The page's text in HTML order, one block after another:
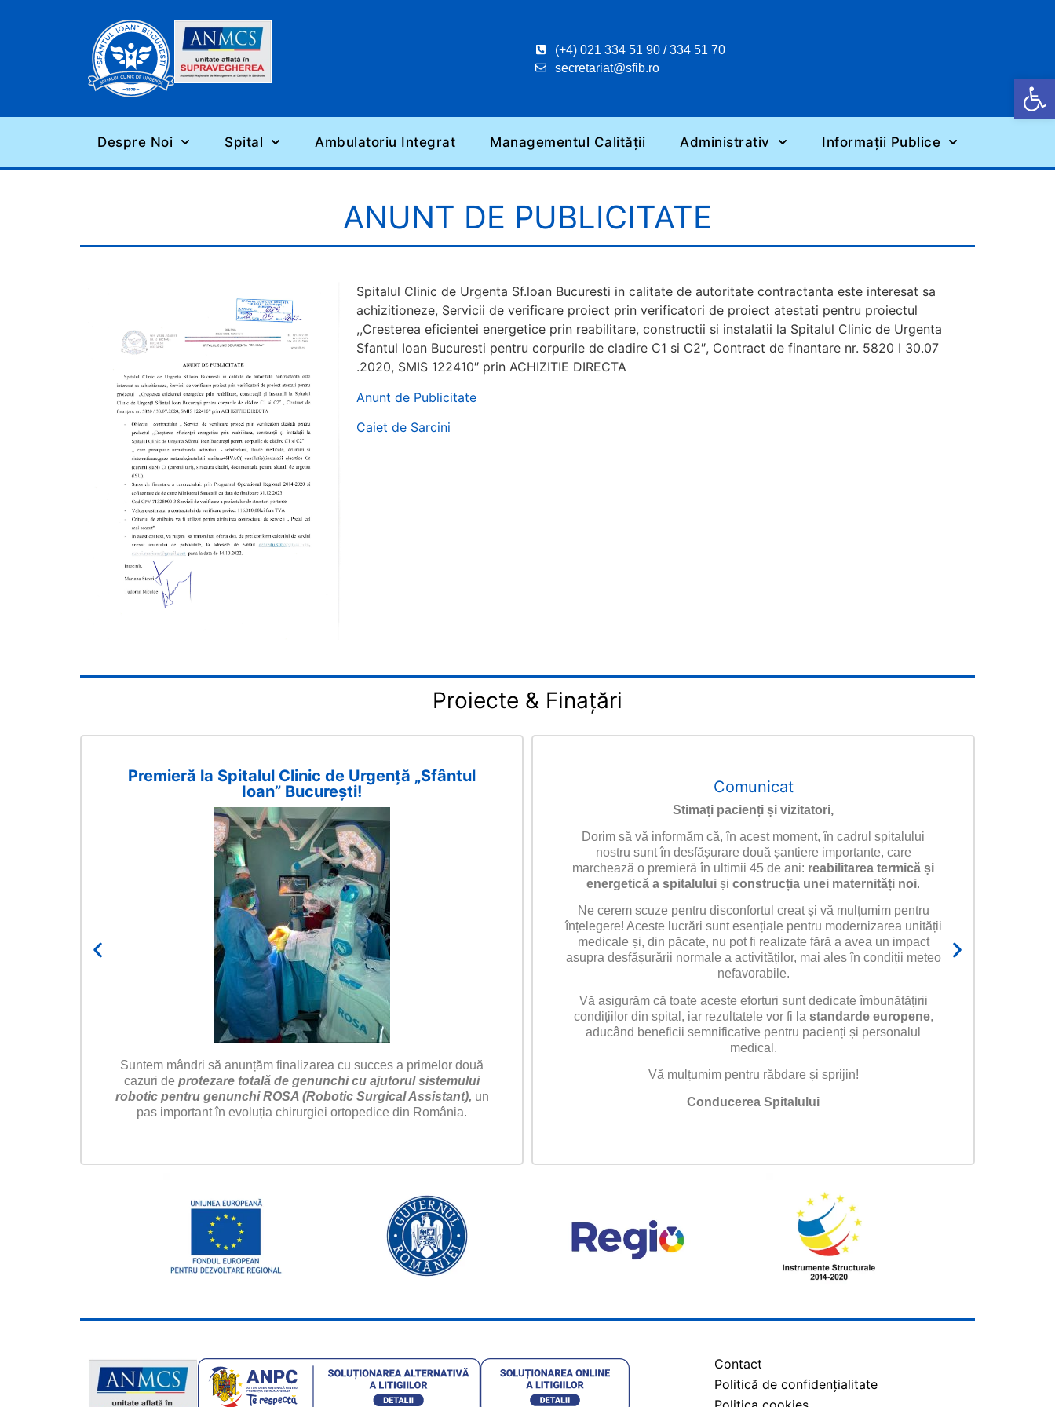
(+4) 021 334 51 90 / 334 51 70
secretariat@sfib.ro
Despre Noi Spital Ambulatoriu Integrat Managementul Calității Administrativ Informații Publice
ANUNT DE PUBLICITATE
Spitalul Clinic de Urgenta Sf.loan Bucuresti in calitate de autoritate contractanta este interesat sa
achizitioneze, Servicii de verificare proiect prin verificatori de proiect atestati pentru proiectul
,,Cresterea eficientei energetice prin reabilitare, constructii si instalatii la Spitalul Clinic de Urgenta
Sfantul Ioan Bucuresti pentru corpurile de cladire C1 si C2″, Contract de finantare nr. 5820 I 30.07
.2020, SMIS 122410″ prin ACHIZITIE DIRECTA
Anunt de Publicitate
Caiet de Sarcini
Proiecte & Finațări
Premieră la Spitalul Clinic de Urgență „Sfântul
Ioan” București!
Suntem mândri să anunțăm finalizarea cu succes a primelor două
cazuri de protezare totală de genunchi cu ajutorul sistemului
robotic pentru genunchi ROSA (Robotic Surgical Assistant), un
pas important în evoluția chirurgiei ortopedice din România.
Comunicat
Stimați pacienți și vizitatori,
Dorim să vă informăm că, în acest moment, în cadrul spitalului
nostru sunt în desfășurare două șantiere importante, care
marchează o premieră în ultimii 45 de ani: reabilitarea termică și
energetică a spitalului și construcția unei maternități noi.
Ne cerem scuze pentru disconfortul creat și vă mulțumim pentru
înțelegere! Aceste lucrări sunt esențiale pentru modernizarea unității
medicale și, din păcate, nu pot fi realizate fără a avea un impact
asupra desfășurării normale a activităților, mai ales în condiții meteo
nefavorabile.
Vă asigurăm că toate aceste eforturi sunt dedicate îmbunătățirii
condițiilor din spital, iar rezultatele vor fi la standarde europene,
aducând beneficii semnificative pentru pacienți și personalul
medical.
Vă mulțumim pentru răbdare și sprijin!
Conducerea Spitalului
Contact
Politică de confidențialitate